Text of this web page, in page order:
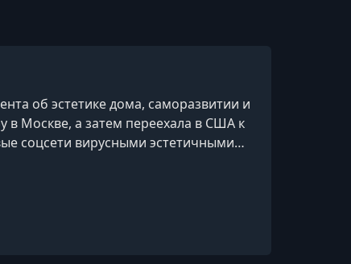
об эстетике дома, саморазвитии и
в Москве, а затем переехала в США к
соцсети вирусными эстетичными
подписчиков. Сегодня Алена